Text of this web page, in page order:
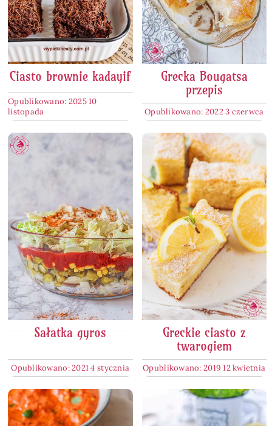
Ciasto brownie kadayif
Opublikowano: 2025 10
listopada
Grecka Bougatsa
przepis
Opublikowano: 2022 3 czerwca
Sałatka gyros
Opublikowano: 2021 4 stycznia
Greckie ciasto z
twarogiem
Opublikowano: 2019 12 kwietnia